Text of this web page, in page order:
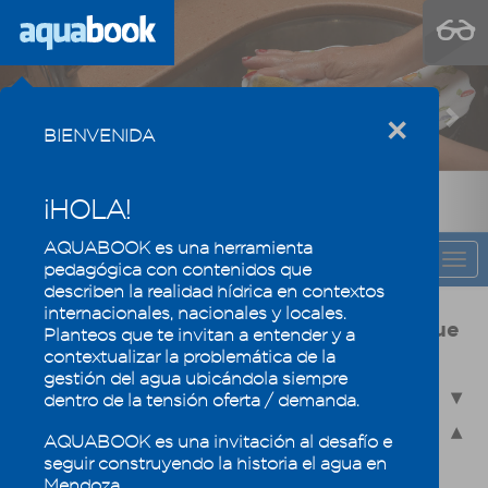
Previous
CAPÍTULO
Usos y calidad del agua, la eficiencia que
mantiene los oasis mendocinos
4.1 - Usos del agua en Mendoza
4.2 - Calidad del agua
4.2.1 - La química del agua
×
BIENVENIDA
¡HOLA!
AQUABOOK es una herramienta
pedagógica con contenidos que
describen la realidad hídrica en contextos
internacionales, nacionales y locales.
Planteos que te invitan a entender y a
contextualizar la problemática de la
gestión del agua ubicándola siempre
dentro de la tensión oferta / demanda.
AQUABOOK es una invitación al desafío e
seguir construyendo la historia el agua en